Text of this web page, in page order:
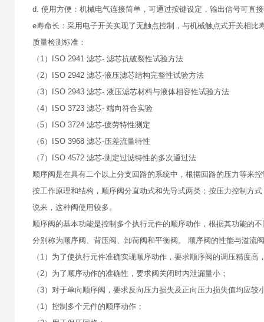
d. 使用方便：机械电气连接简单，可通过按键设定，输出信号可直
e寿命长：采用电子开关实现了无触点控制，与机械触点式开关相比
质量检测标准：
（1）ISO 2941 滤芯- 滤芯抗破裂性试验方法
（2）ISO 2942 滤芯-液压滤芯结构完整性试验方法
（3）ISO 2943 滤芯- 液压滤芯材料与液体相容性试验方法
（4）ISO 3723 滤芯- 端向符合实验
（5）ISO 3724 滤芯-疲劳特性测定
（6）ISO 3968 滤芯-压差流量特性
（7）ISO 4572 滤芯-测定过滤特性的多次通过法
顺序阀是在具有二个以上分支回路的系统中，根据回路的压力等来
按工作原理和结构，顺序阀分直动式和先导式两类；按压力控制方
说来，这种阀使用较多。
顺序阀的基本功能是控制多个执行元件的顺序动作，根据其功能的不
分别称为顺序阀、背压阀、卸荷阀和平衡阀。 顺序阀的性能与溢流
（1）为了使执行元件准确实现顺序动作，要求顺序阀的调压精度高
（2）为了顺序动作的准确性，要求阀关闭时内泄漏量小；
（3）对于单向顺序阀，要求反向压力损失及正向压力损失值均应较
（1）控制多个元件的顺序动作；